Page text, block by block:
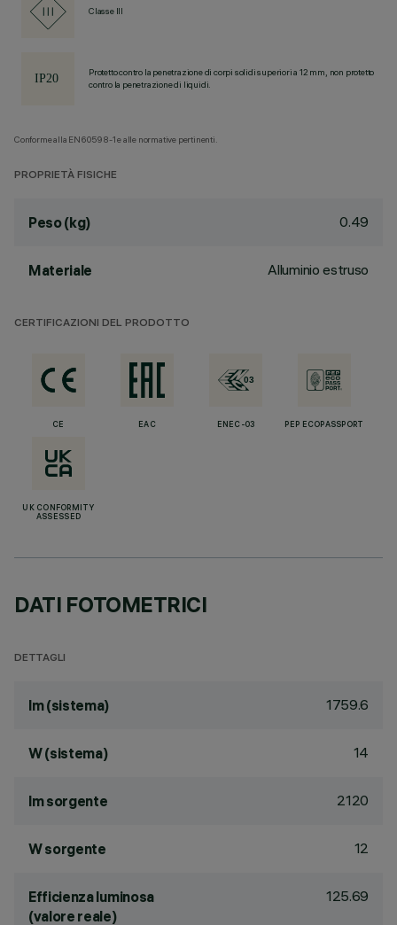
Classe III
Protetto contro la penetrazione di corpi solidi superiori a 12 mm, non protetto
contro la penetrazione di liquidi.
Conforme alla EN60598-1 e alle normative pertinenti.
PROPRIETÀ FISICHE
Peso (kg) 0.49
Materiale Alluminio estruso
CERTIFICAZIONI DEL PRODOTTO
CE EAC ENEC-03 PEP ECOPASSPORT
UK CONFORMITY
ASSESSED
DATI FOTOMETRICI
DETTAGLI
lm (sistema) 1759.6
W (sistema) 14
lm sorgente 2120
W sorgente 12
Efficienza luminosa
(valore reale)
125.69